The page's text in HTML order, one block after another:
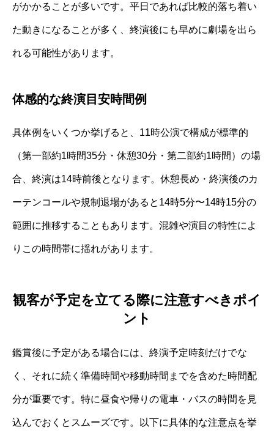
がかかることが多いです。平日であれば比較的落ち着い
た動きになることが多く、終演後にも早めに劇場を出ら
れる可能性があります。
体感的な終演目安時間例
具体例をいくつか挙げると、11時公演で構成が標準的
（第一部約1時間35分・休憩30分・第二部約1時間）の場
合、終演は14時前後となります。休憩長め・終演後のカ
ーテンコールや規制退場があると14時5分〜14時15分の
範囲に推移することもあります。混雑や演目の特性によ
りこの時間帯に揺れがあります。
観客が予定を立てる際に注意すべきポイ
ント
鑑賞後に予定がある場合には、終演予定時刻だけでな
く、それに続く準備時間や移動時間までを含めた時間配
分が重要です。特に昼食や帰りの電車・バスの時間を見
込んでおくとスムーズです。以下に具体的な注意点を挙